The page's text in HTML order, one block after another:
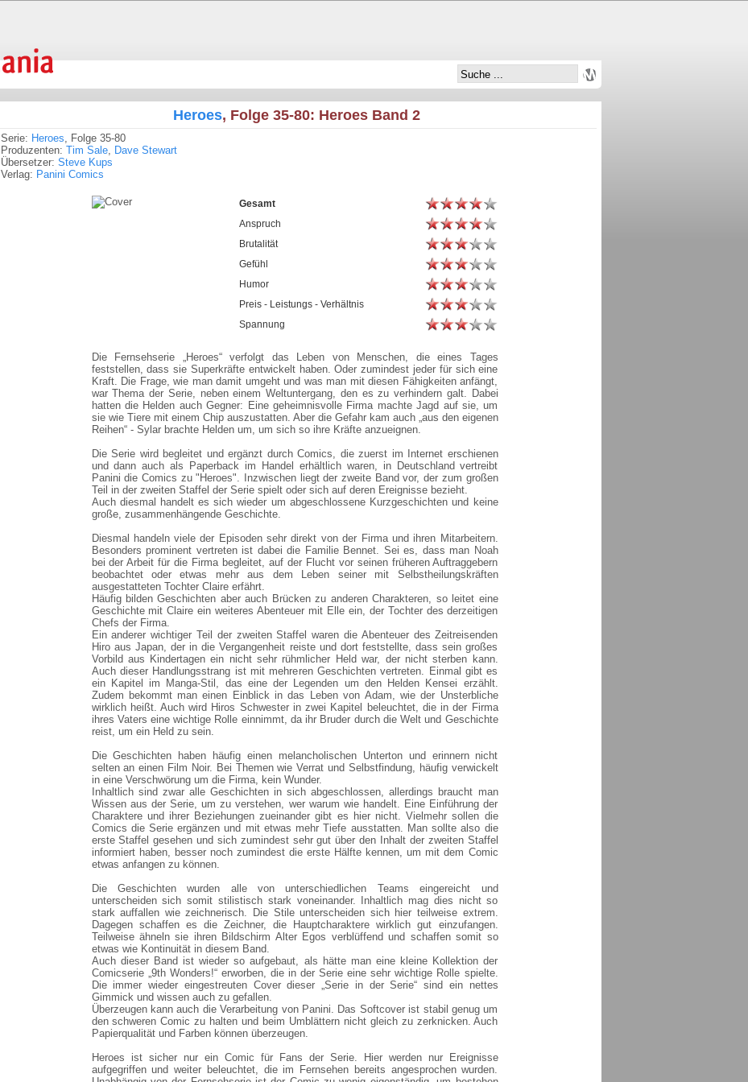
Heroes, Folge 35-80: Heroes Band 2
Serie: Heroes, Folge 35-80
Produzenten: Tim Sale, Dave Stewart
Übersetzer: Steve Kups
Verlag: Panini Comics
Gesamt
Anspruch
Brutalität
Gefühl
Humor
Preis - Leistungs - Verhältnis
Spannung
Die Fernsehserie „Heroes“ verfolgt das Leben von Menschen, die eines Tages
feststellen, dass sie Superkräfte entwickelt haben. Oder zumindest jeder für sich eine
Kraft. Die Frage, wie man damit umgeht und was man mit diesen Fähigkeiten anfängt,
war Thema der Serie, neben einem Weltuntergang, den es zu verhindern galt. Dabei
hatten die Helden auch Gegner: Eine geheimnisvolle Firma machte Jagd auf sie, um
sie wie Tiere mit einem Chip auszustatten. Aber die Gefahr kam auch „aus den eigenen
Reihen“ - Sylar brachte Helden um, um sich so ihre Kräfte anzueignen.
Die Serie wird begleitet und ergänzt durch Comics, die zuerst im Internet erschienen
und dann auch als Paperback im Handel erhältlich waren, in Deutschland vertreibt
Panini die Comics zu "Heroes". Inzwischen liegt der zweite Band vor, der zum großen
Teil in der zweiten Staffel der Serie spielt oder sich auf deren Ereignisse bezieht.
Auch diesmal handelt es sich wieder um abgeschlossene Kurzgeschichten und keine
große, zusammenhängende Geschichte.
Diesmal handeln viele der Episoden sehr direkt von der Firma und ihren Mitarbeitern.
Besonders prominent vertreten ist dabei die Familie Bennet. Sei es, dass man Noah
bei der Arbeit für die Firma begleitet, auf der Flucht vor seinen früheren Auftraggebern
beobachtet oder etwas mehr aus dem Leben seiner mit Selbstheilungskräften
ausgestatteten Tochter Claire erfährt.
Häufig bilden Geschichten aber auch Brücken zu anderen Charakteren, so leitet eine
Geschichte mit Claire ein weiteres Abenteuer mit Elle ein, der Tochter des derzeitigen
Chefs der Firma.
Ein anderer wichtiger Teil der zweiten Staffel waren die Abenteuer des Zeitreisenden
Hiro aus Japan, der in die Vergangenheit reiste und dort feststellte, dass sein großes
Vorbild aus Kindertagen ein nicht sehr rühmlicher Held war, der nicht sterben kann.
Auch dieser Handlungsstrang ist mit mehreren Geschichten vertreten. Einmal gibt es
ein Kapitel im Manga-Stil, das eine der Legenden um den Helden Kensei erzählt.
Zudem bekommt man einen Einblick in das Leben von Adam, wie der Unsterbliche
wirklich heißt. Auch wird Hiros Schwester in zwei Kapitel beleuchtet, die in der Firma
ihres Vaters eine wichtige Rolle einnimmt, da ihr Bruder durch die Welt und Geschichte
reist, um ein Held zu sein.
Die Geschichten haben häufig einen melancholischen Unterton und erinnern nicht
selten an einen Film Noir. Bei Themen wie Verrat und Selbstfindung, häufig verwickelt
in eine Verschwörung um die Firma, kein Wunder.
Inhaltlich sind zwar alle Geschichten in sich abgeschlossen, allerdings braucht man
Wissen aus der Serie, um zu verstehen, wer warum wie handelt. Eine Einführung der
Charaktere und ihrer Beziehungen zueinander gibt es hier nicht. Vielmehr sollen die
Comics die Serie ergänzen und mit etwas mehr Tiefe ausstatten. Man sollte also die
erste Staffel gesehen und sich zumindest sehr gut über den Inhalt der zweiten Staffel
informiert haben, besser noch zumindest die erste Hälfte kennen, um mit dem Comic
etwas anfangen zu können.
Die Geschichten wurden alle von unterschiedlichen Teams eingereicht und
unterscheiden sich somit stilistisch stark voneinander. Inhaltlich mag dies nicht so
stark auffallen wie zeichnerisch. Die Stile unterscheiden sich hier teilweise extrem.
Dagegen schaffen es die Zeichner, die Hauptcharaktere wirklich gut einzufangen.
Teilweise ähneln sie ihren Bildschirm Alter Egos verblüffend und schaffen somit so
etwas wie Kontinuität in diesem Band.
Auch dieser Band ist wieder so aufgebaut, als hätte man eine kleine Kollektion der
Comicserie „9th Wonders!“ erworben, die in der Serie eine sehr wichtige Rolle spielte.
Die immer wieder eingestreuten Cover dieser „Serie in der Serie“ sind ein nettes
Gimmick und wissen auch zu gefallen.
Überzeugen kann auch die Verarbeitung von Panini. Das Softcover ist stabil genug um
den schweren Comic zu halten und beim Umblättern nicht gleich zu zerknicken. Auch
Papierqualität und Farben können überzeugen.
Heroes ist sicher nur ein Comic für Fans der Serie. Hier werden nur Ereignisse
aufgegriffen und weiter beleuchtet, die im Fernsehen bereits angesprochen wurden.